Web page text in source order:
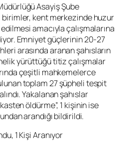
Asayiş Şube
birimler, kent merkezinde huzur
amacıyla çalışmalarına
Emniyet güçlerinin 20-27
arasında aranan şahısların
yürüttüğü titiz çalışmalar
çeşitli mahkemelerce
toplam 27 şüpheli tespit
Yakalanan şahıslar
öldürme”, 1 kişinin ise
arandığı bildirildi.
1 Kişi Aranıyor